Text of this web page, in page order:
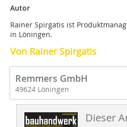
Autor
Rainer Spirgatis ist
in Löningen.
Von Rainer Spirgatis
Remmers GmbH
49624 Löningen
Dieser